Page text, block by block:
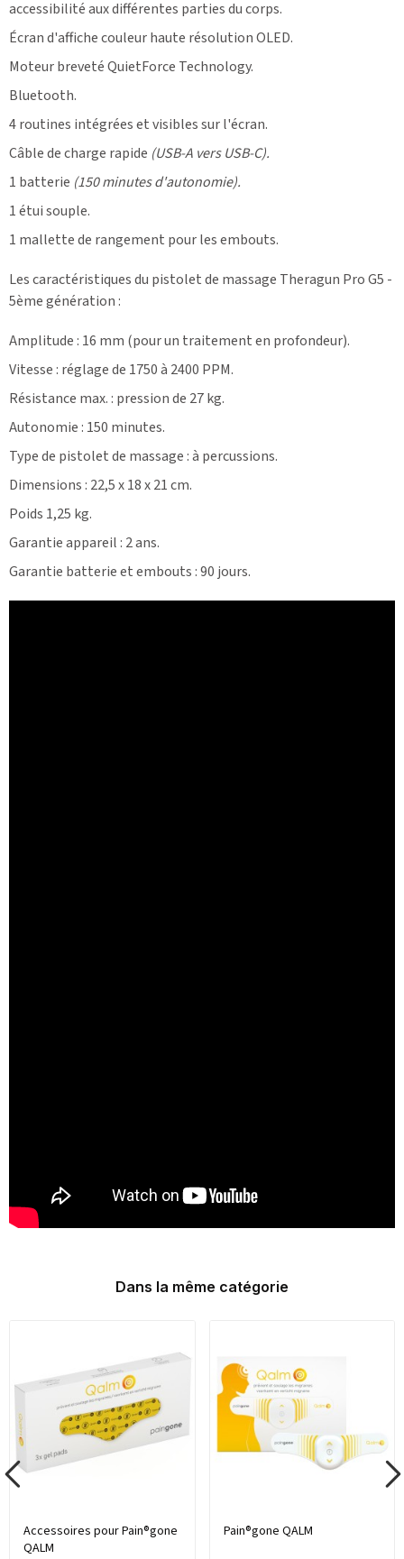
accessibilité aux différentes parties du corps.
Écran d'affiche couleur haute résolution OLED.
Moteur breveté QuietForce Technology.
Bluetooth.
4 routines intégrées et visibles sur l'écran.
Câble de charge rapide (USB-A vers USB-C).
1 batterie (150 minutes d'autonomie).
1 étui souple.
1 mallette de rangement pour les embouts.
Les caractéristiques du pistolet de massage Theragun Pro G5 -
5ème génération :
Amplitude : 16 mm (pour un traitement en profondeur).
Vitesse : réglage de 1750 à 2400 PPM.
Résistance max. : pression de 27 kg.
Autonomie : 150 minutes.
Type de pistolet de massage : à percussions.
Dimensions : 22,5 x 18 x 21 cm.
Poids 1,25 kg.
Garantie appareil : 2 ans.
Garantie batterie et embouts : 90 jours.
Dans la même catégorie
Accessoires pour Pain®gone
QALM
Pain®gone QALM